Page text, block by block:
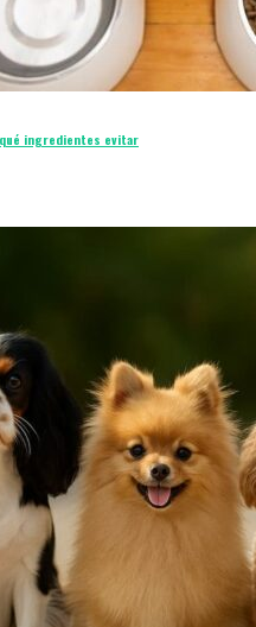
ingredientes evitar